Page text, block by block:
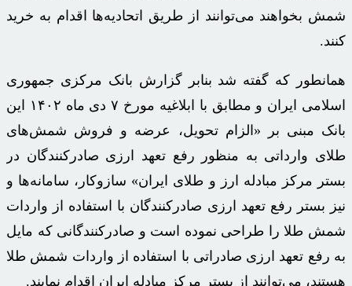
شمش بخواهند می‌توانند از طریق اتحادیه‌ها اقدام به خرید
کنند.
همانطور که گفته شد بنابر
گزارش بانک مرکزی جمهوری
اسلامی ایران و مطابق با ابلاغیه مورخ ۷ دی ماه ۱۴۰۲ این
بانک مبنی بر «الزام تحویل، عرضه و فروش شمش‌های
طلای وارداتی به منظور رفع تعهد ارزی صادرکنندگان در
بستر مرکز مبادله ارز و طلای ایران» سازوکار، سامانه‌ها و
نیز بستر رفع تعهد ارزی صادرکنندگان با استفاده از واردات
شمش طلا را طراحی نموده است و صادرکنندگانی که مایل
به رفع تعهد ارزی صادراتی با استفاده از واردات شمش طلا
هستند، می‌توانند از بستر مرکز مبادله ایران اقدام نمایند.